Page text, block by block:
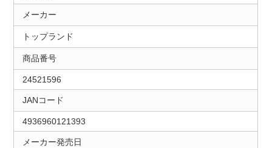
メーカー
トップランド
商品番号
24521596
JANコード
4936960121393
メーカー発売日